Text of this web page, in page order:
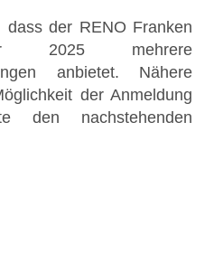
der RENO Franken
mehrere
anbietet. Nähere
der Anmeldung
den nachstehenden